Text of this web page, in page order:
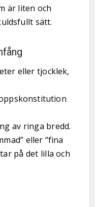
är liten och
sätt.
eller tjocklek,
av ringa bredd.
eller “fina
på det lilla och